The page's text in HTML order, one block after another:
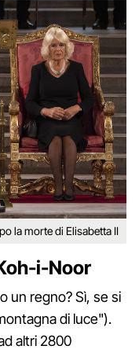
la morte di Elisabetta II
i-Noor
un regno? Sì, se si
di luce").
altri 2800